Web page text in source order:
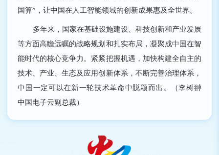
国算”，让中国在人工智能领域的创新成果惠及全世界。
多年来，国家在基础设施建设、科技创新和产业发展
等方面高瞻远瞩的战略规划和扎实布局，凝聚成中国在智
能时代的核心竞争力。紧紧把握机遇，加快构建全自主的
技术、产业、生态及应用创新体系，不断完善治理体系，
中国一定可以在新一轮技术革命中脱颖而出。（李树翀
中国电子云副总裁）